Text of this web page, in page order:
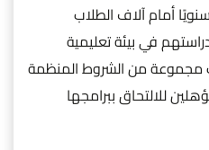
أمام آلاف الطلاب
في بيئة تعليمية
مجموعة من الشروط المنظمة
للالتحاق ببرامجها